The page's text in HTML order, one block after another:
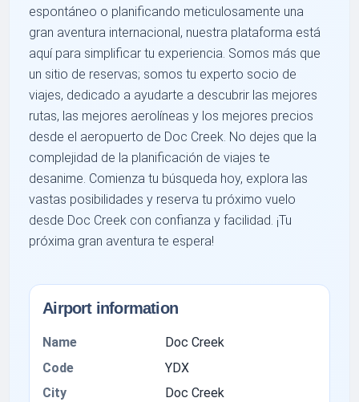
espontáneo o planificando meticulosamente una
gran aventura internacional, nuestra plataforma está
aquí para simplificar tu experiencia. Somos más que
un sitio de reservas; somos tu experto socio de
viajes, dedicado a ayudarte a descubrir las mejores
rutas, las mejores aerolíneas y los mejores precios
desde el aeropuerto de Doc Creek. No dejes que la
complejidad de la planificación de viajes te
desanime. Comienza tu búsqueda hoy, explora las
vastas posibilidades y reserva tu próximo vuelo
desde Doc Creek con confianza y facilidad. ¡Tu
próxima gran aventura te espera!
Airport information
Name
Doc Creek
Code
YDX
City
Doc Creek